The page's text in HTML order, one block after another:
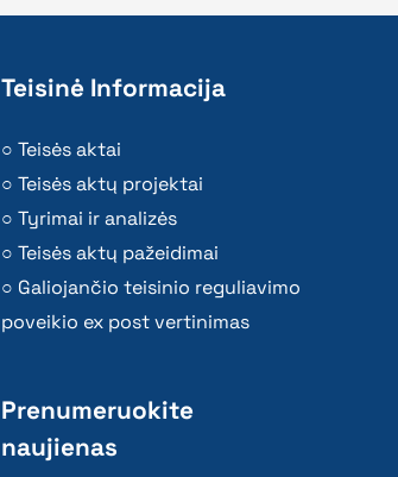
Teisinė Informacija
Teisės aktai
Teisės aktų projektai
Tyrimai ir analizės
Teisės aktų pažeidimai
Galiojančio teisinio reguliavimo
poveikio ex post vertinimas
Prenumeruokite
naujienas